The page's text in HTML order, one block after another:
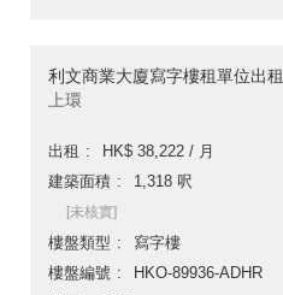
利文商業大廈寫字樓租單位出租
上環
出租
HK$ 38,222 / 月
建築面積
1,318 呎
[未核實]
樓盤類型
寫字樓
樓盤編號
HKO-89936-ADHR